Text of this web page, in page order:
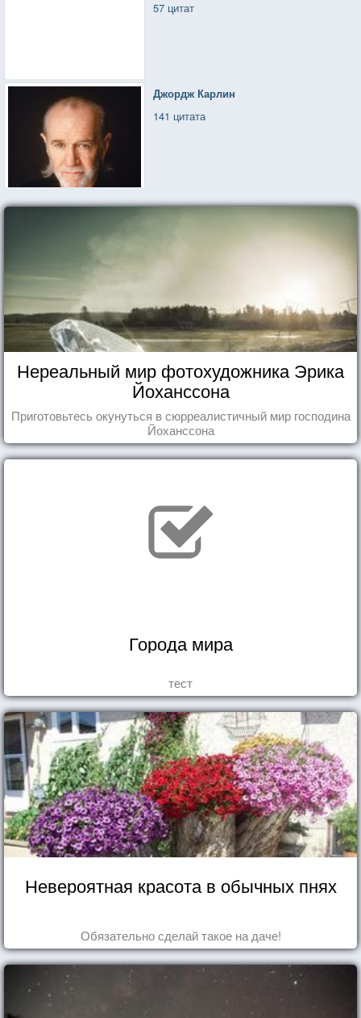
57 цитат
Джордж Карлин
141 цитата
Нереальный мир фотохудожника Эрика
Йоханссона
Приготовьтесь окунуться в сюрреалистичный мир господина
Йоханссона
Города мира
тест
Невероятная красота в обычных пнях
Обязательно сделай такое на даче!